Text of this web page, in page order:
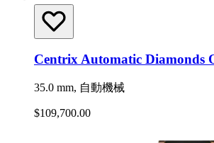
Centrix Automatic Diamonds
35.0 mm, 自動機械
$109,700.00